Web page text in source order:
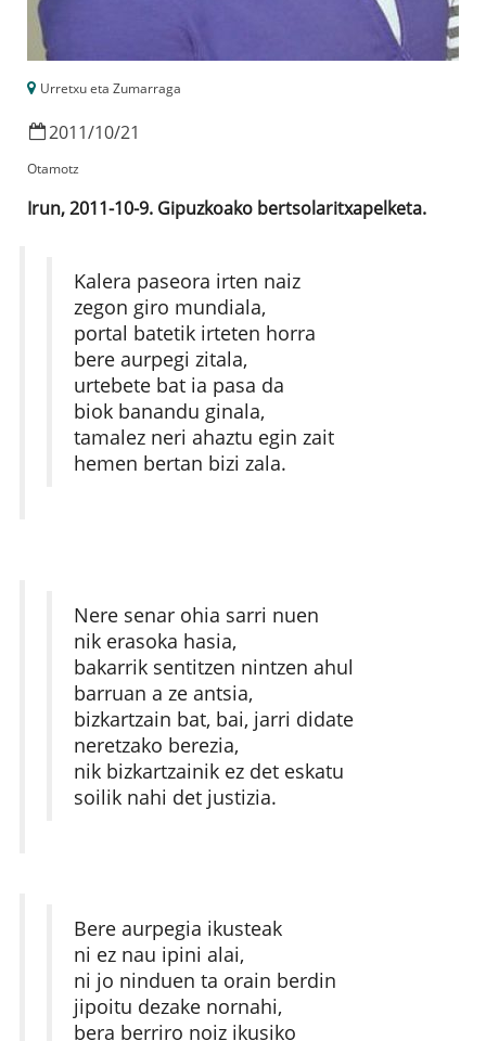
Urretxu eta Zumarraga
2011/10/21
Otamotz
Irun, 2011-10-9. Gipuzkoako bertsolaritxapelketa.
Kalera paseora irten naiz
zegon giro mundiala,
portal batetik irteten horra
bere aurpegi zitala,
urtebete bat ia pasa da
biok banandu ginala,
tamalez neri ahaztu egin zait
hemen bertan bizi zala.
Nere senar ohia sarri nuen
nik erasoka hasia,
bakarrik sentitzen nintzen ahul
barruan a ze antsia,
bizkartzain bat, bai, jarri didate
neretzako berezia,
nik bizkartzainik ez det eskatu
soilik nahi det justizia.
Bere aurpegia ikusteak
ni ez nau ipini alai,
ni jo ninduen ta orain berdin
jipoitu dezake nornahi,
bera berriro noiz ikusiko